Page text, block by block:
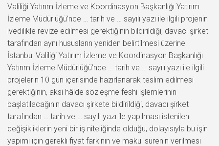
Valiliği Yatırım İzleme ve Koordinasyon Başkanlığı Yatırım
İzleme Müdürlüğü’nce … tarih ve … sayılı yazı ile ilgili projenin
ivedilikle revize edilmesi gerektiğinin bildirildiği, davacı şirket
tarafından aynı hususların yeniden belirtilmesi üzerine
İstanbul Valiliği Yatırım İzleme ve Koordinasyon Başkanlığı
Yatırım İzleme Müdürlüğü’nce … tarih ve … sayılı yazı ile ilgili
projelerin 10 gün içerisinde hazırlanarak teslim edilmesi
gerektiğinin, aksi hâlde sözleşme feshi işlemlerinin
başlatılacağının davacı şirkete bildirildiği, davacı şirket
tarafından … tarih ve … sayılı yazı ile yapılması istenilen
değişikliklerin yeni bir iş niteliğinde olduğu, dolayısıyla bu işin
yapımı için gerekli fiyat farkının ve makul sürenin verilmesi